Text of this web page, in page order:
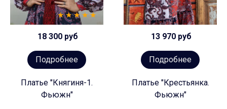
18 300 руб
Подробнее
Платье "Княгиня-1.
Фьюжн"
13 970 руб
Подробнее
Платье "Крестьянка.
Фьюжн"